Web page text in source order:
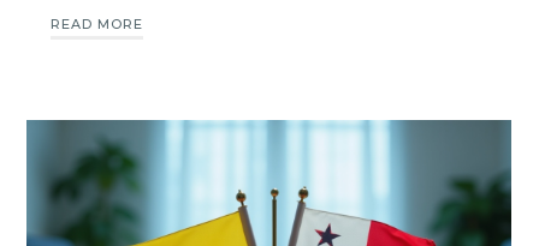
READ MORE